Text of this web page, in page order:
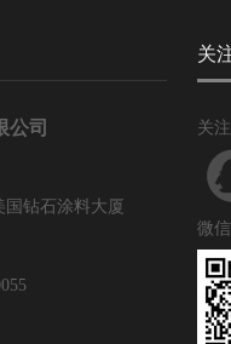
公司
国钻石涂料大厦
关
关
微